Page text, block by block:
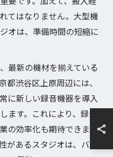
てはなりません。大型機
オは、準備時間の短縮に
最新の機材を揃えている
都渋谷区上原周辺には、
に新しい録音機器を導入
ます。これにより、録音
の効率化も期待できま
があるスタジオは、バン